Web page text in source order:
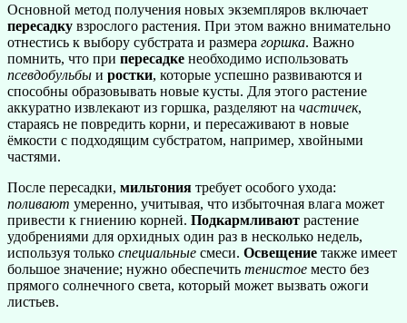
Основной метод получения новых экземпляров включает
пересадку взрослого растения. При этом важно внимательно
отнестись к выбору субстрата и размера горшка. Важно
помнить, что при пересадке необходимо использовать
псевдобульбы и ростки, которые успешно развиваются и
способны образовывать новые кусты. Для этого растение
аккуратно извлекают из горшка, разделяют на частичек,
стараясь не повредить корни, и пересаживают в новые
ёмкости с подходящим субстратом, например, хвойными
частями.
После пересадки, мильтония требует особого ухода:
поливают умеренно, учитывая, что избыточная влага может
привести к гниению корней. Подкармливают растение
удобрениями для орхидных один раз в несколько недель,
используя только специальные смеси. Освещение также имеет
большое значение; нужно обеспечить тенистое место без
прямого солнечного света, который может вызвать ожоги
листьев.